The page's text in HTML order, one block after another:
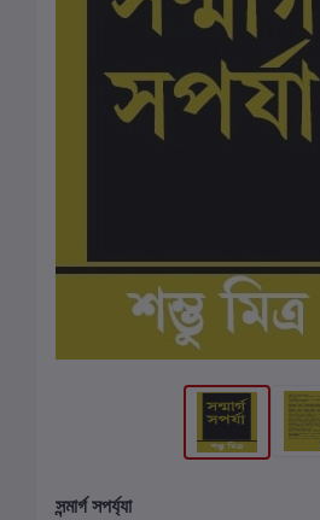
সন্মার্গ সপর্য্যা